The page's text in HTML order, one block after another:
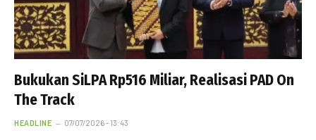
Bukukan SiLPA Rp516 Miliar, Realisasi PAD On
The Track
HEADLINE 07/07/2026 - 13:43